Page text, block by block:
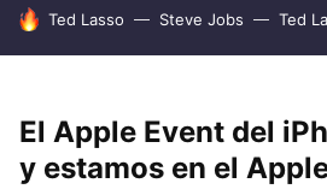
HOY SE HABLA DE
Ted Lasso Steve Jobs Ted
El Apple Event del
y estamos en el